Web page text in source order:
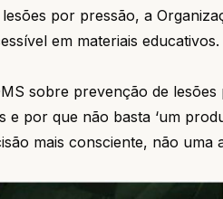
por pressão, a
em materiais educativos.
sobre prevenção de
por que não basta ‘um
mais consciente, não